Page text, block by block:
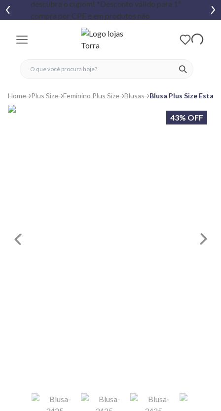
ver
fechar menu
fechar menu
favoritos
Home Plus Size Feminino Plus Size Blusas Blusa Plus Size
43% OFF